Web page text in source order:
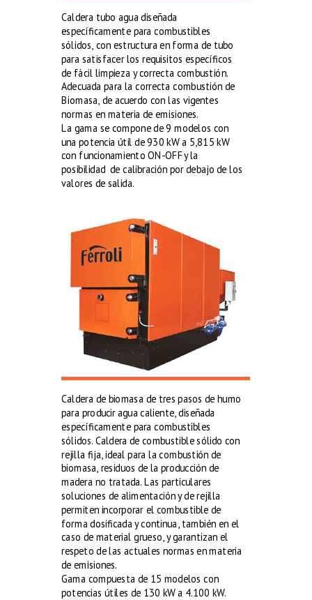
Caldera tubo agua diseñada
específicamente para combustibles
sólidos, con estructura en forma de tubo
para satisfacer los requisitos específicos
de fácil limpieza y correcta combustión.
Adecuada para la correcta combustión de
Biomasa, de acuerdo con las vigentes
normas en materia de emisiones.
La gama se compone de 9 modelos con
una potencia útil de 930 kW a 5,815 kW
con funcionamiento ON-OFFy la
posibilidad de calibración por debajo de los
valores de salida.
Caldera de biomasa de tres pasos de humo
para producir agua caliente, diseñada
específicamente para combustibles
sólidos. Caldera de combustible sólido con
rejilla fija, ideal para la combustión de
biomasa, residuos de la producción de
madera no tratada. Las particulares
soluciones de alimentación y de rejilla
permiten incorporar el combustible de
forma dosificada y continua, también en el
caso de material grueso, y garantizan el
respeto de las actuales normas en materia
de emisiones.
Gama compuesta de 15 modelos con
potencias útiles de 130 kW a 4.100 kW.